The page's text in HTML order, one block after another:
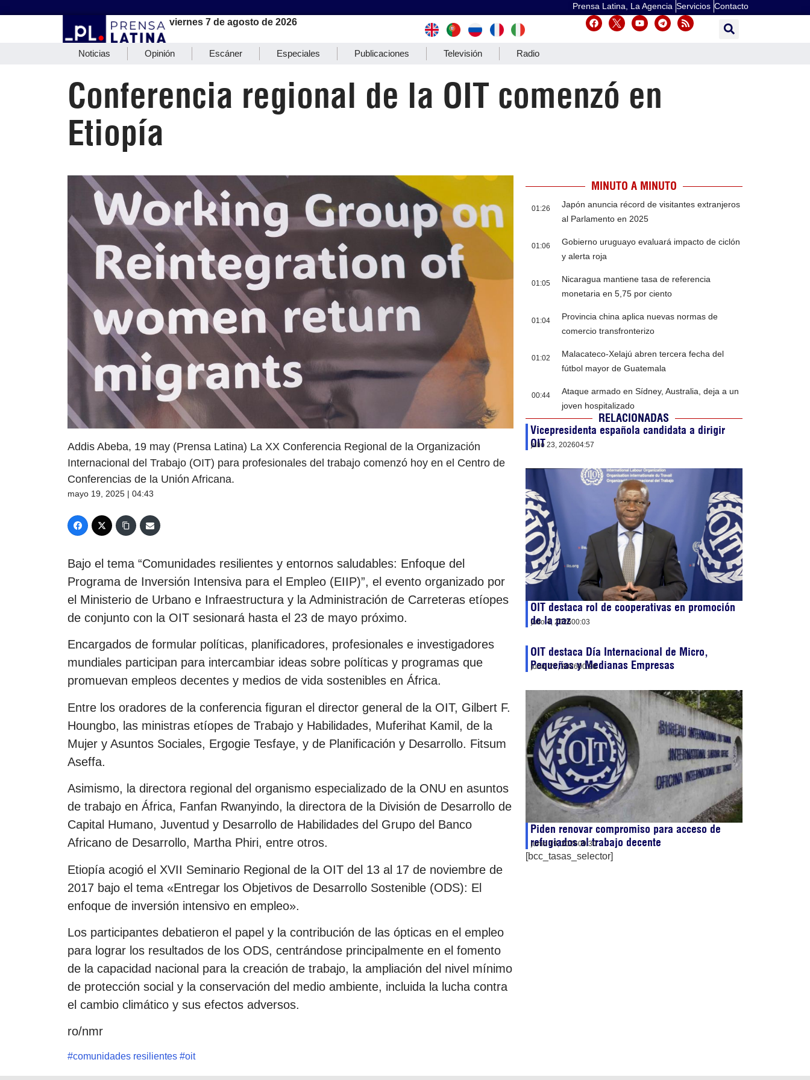
Prensa Latina, La Agencia Servicios Contacto
viernes 7 de agosto de 2026
Noticias Opinión Escáner Especiales Publicaciones Televisión Radio
Conferencia regional de la OIT comenzó en
Etiopía
Addis Abeba, 19 may (Prensa Latina) La XX Conferencia Regional de la Organización
Internacional del Trabajo (OIT) para profesionales del trabajo comenzó hoy en el Centro de
Conferencias de la Unión Africana.
mayo 19, 2025 | 04:43
Bajo el tema “Comunidades resilientes y entornos saludables: Enfoque del
Programa de Inversión Intensiva para el Empleo (EIIP)”, el evento organizado por
el Ministerio de Urbano e Infraestructura y la Administración de Carreteras etíopes
de conjunto con la OIT sesionará hasta el 23 de mayo próximo.
Encargados de formular políticas, planificadores, profesionales e investigadores
mundiales participan para intercambiar ideas sobre políticas y programas que
promuevan empleos decentes y medios de vida sostenibles en África.
Entre los oradores de la conferencia figuran el director general de la OIT, Gilbert F.
Houngbo, las ministras etíopes de Trabajo y Habilidades, Muferihat Kamil, de la
Mujer y Asuntos Sociales, Ergogie Tesfaye, y de Planificación y Desarrollo. Fitsum
Aseffa.
Asimismo, la directora regional del organismo especializado de la ONU en asuntos
de trabajo en África, Fanfan Rwanyindo, la directora de la División de Desarrollo de
Capital Humano, Juventud y Desarrollo de Habilidades del Grupo del Banco
Africano de Desarrollo, Martha Phiri, entre otros.
Etiopía acogió el XVII Seminario Regional de la OIT del 13 al 17 de noviembre de
2017 bajo el tema «Entregar los Objetivos de Desarrollo Sostenible (ODS): El
enfoque de inversión intensivo en empleo».
Los participantes debatieron el papel y la contribución de las ópticas en el empleo
para lograr los resultados de los ODS, centrándose principalmente en el fomento
de la capacidad nacional para la creación de trabajo, la ampliación del nivel mínimo
de protección social y la conservación del medio ambiente, incluida la lucha contra
el cambio climático y sus efectos adversos.
ro/nmr
#comunidades resilientes #oit
MINUTO A MINUTO
01:26
Japón anuncia récord de visitantes extranjeros
al Parlamento en 2025
01:06
Gobierno uruguayo evaluará impacto de ciclón
y alerta roja
01:05
Nicaragua mantiene tasa de referencia
monetaria en 5,75 por ciento
01:04
Provincia china aplica nuevas normas de
comercio transfronterizo
01:02
Malacateco-Xelajú abren tercera fecha del
fútbol mayor de Guatemala
00:44
Ataque armado en Sídney, Australia, deja a un
joven hospitalizado
RELACIONADAS
Vicepresidenta española candidata a dirigir
OIT
julio 23, 202604:57
OIT destaca rol de cooperativas en promoción
de la paz
julio 4, 202600:03
OIT destaca Día Internacional de Micro,
Pequeñas y Medianas Empresas
junio 27, 202600:26
Piden renovar compromiso para acceso de
refugiados al trabajo decente
junio 19, 202609:30
[bcc_tasas_selector]